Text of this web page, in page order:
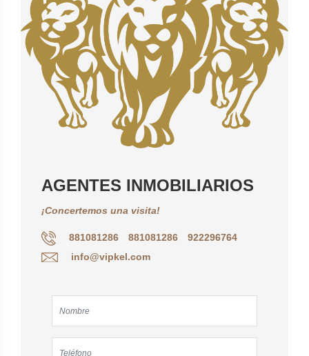
AGENTES INMOBILIARIOS
¡Concertemos una visita!
881081286 881081286
922296764
info@vipkel.com